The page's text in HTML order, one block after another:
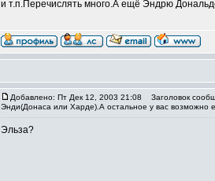
и т.п.Перечислять много.А ещё Эндрю
Добавлено: Пт Дек 12, 2003 21:08
Заголовок
Энди(Донаса или Харде).А остальное у вас возможно
Эльза?